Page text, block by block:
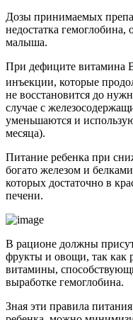
Дозы принимаемых
недостатка гемоглобина,
малыша.
При дефиците витамина
инъекции, которые
не восстановится до
случае с
уменьшаются и
месяца).
Питание ребенка при
богато железом и
которых достаточно в
печени.
В рационе должны
фрукты и овощи, так как
витамины,
выработке гемоглобина.
Зная эти правила